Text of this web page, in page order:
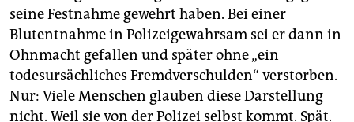
seine Festnahme gewehrt haben. Bei einer
Blutentnahme in Polizeigewahrsam sei er dann in
Ohnmacht gefallen und später ohne „ein
todesursächliches Fremdverschulden“ verstorben.
Nur: Viele Menschen glauben diese Darstellung
nicht. Weil sie von der Polizei selbst kommt. Spät.